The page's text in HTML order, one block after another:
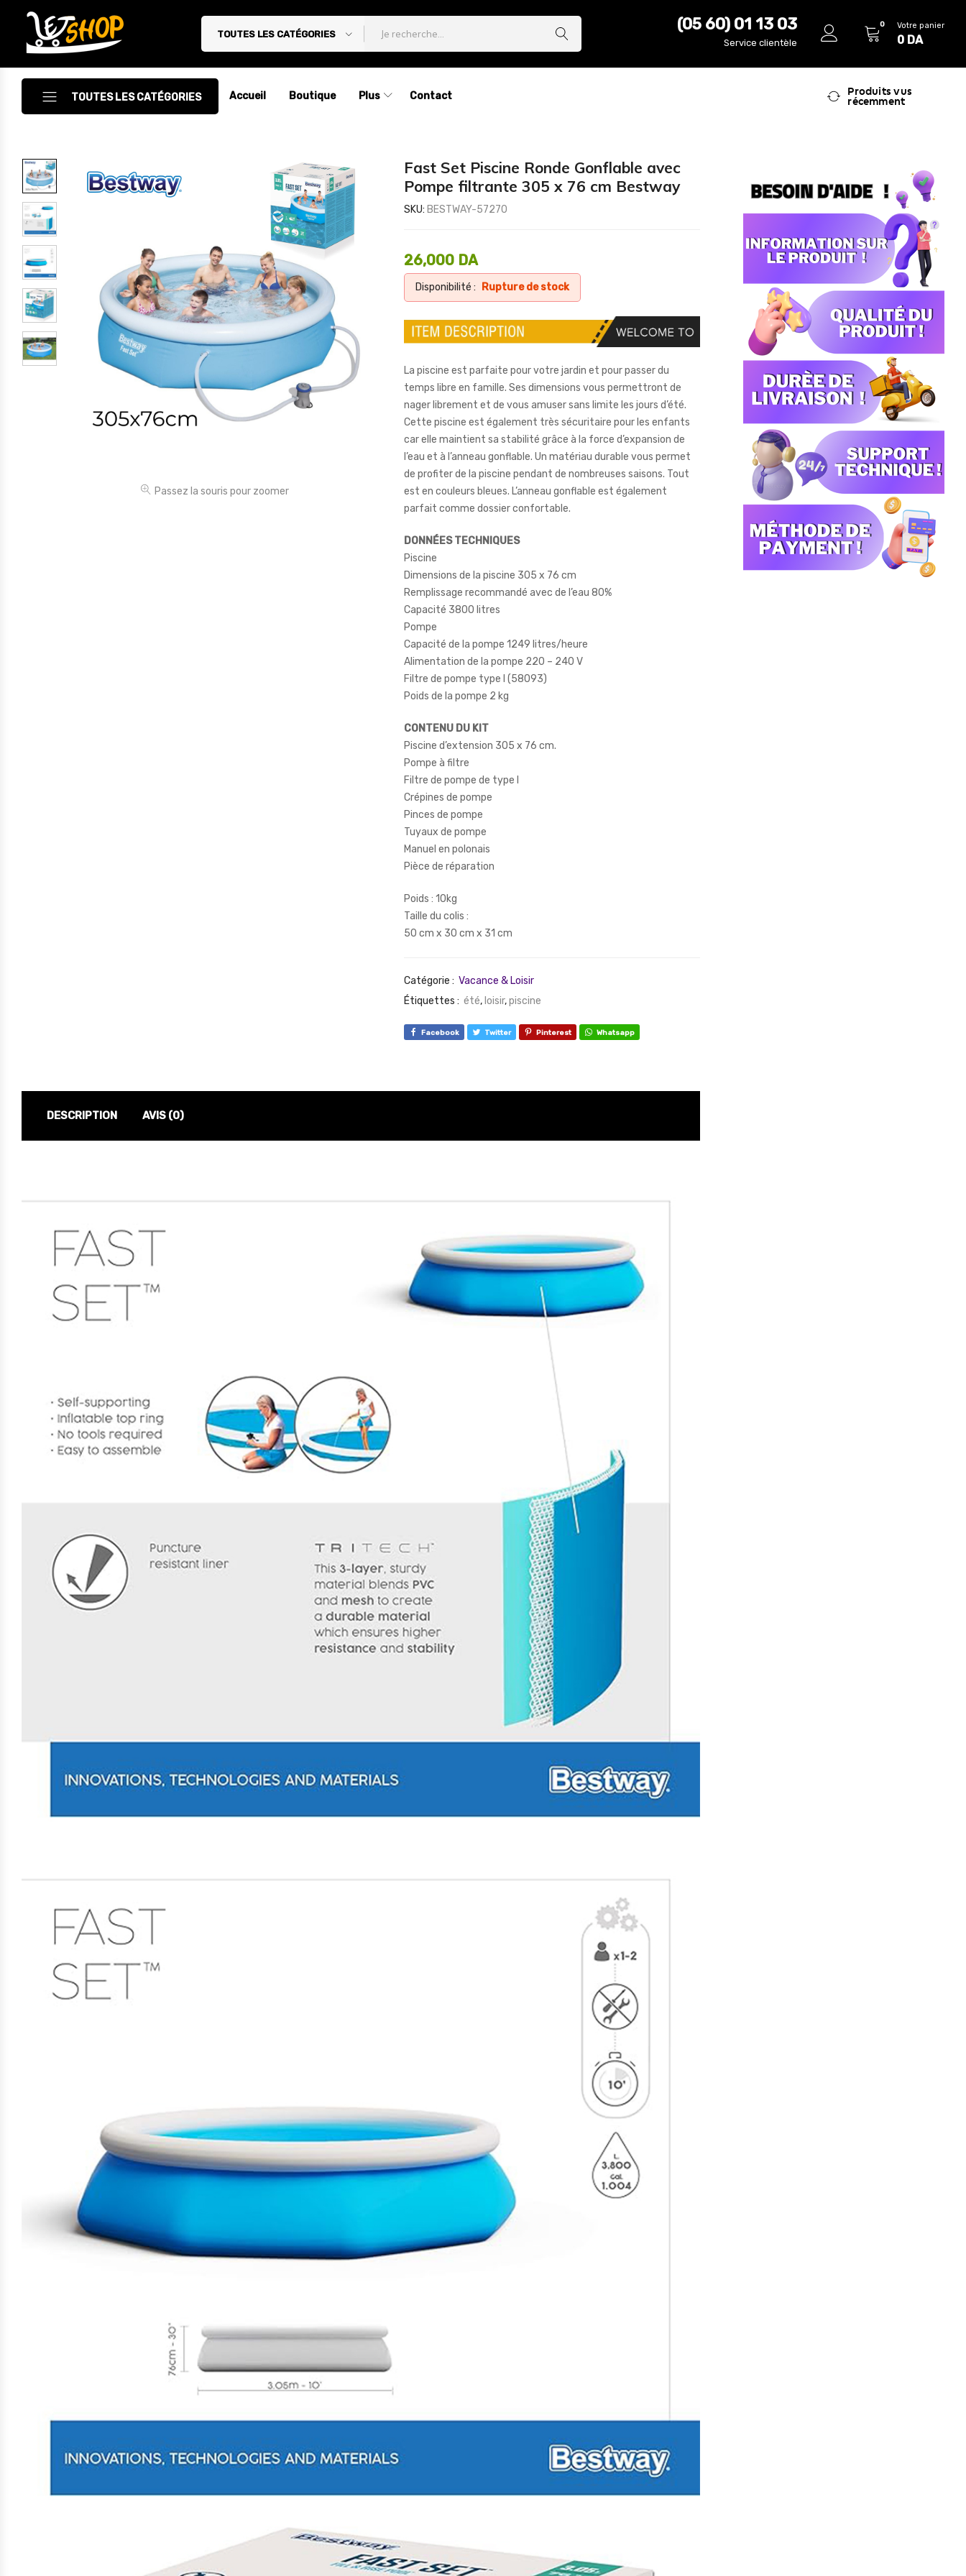
Letshop.dz
TOUTES LES CATÉGORIES
(05 60) 01 13 03
Service clientèle
0 Votre panier
0 DA
TOUTES LES CATÉGORIES
Accessoires
Accessoires Auto/Moto
Accessoires PC
Camping & Randonnée
Cuisine
Décoration
Electroménager
Électronique
Jouets
Maternité
Accueil Boutique Plus Contact
Produits vus
récemment
Passez la souris pour zoomer
Fast Set Piscine Ronde Gonflable avec
Pompe filtrante 305 x 76 cm Bestway
SKU: BESTWAY-57270
26,000 DA
Disponibilité : Rupture de stock
La piscine est parfaite pour votre jardin et pour passer du
temps libre en famille. Ses dimensions vous permettront de
nager librement et de vous amuser sans limite les jours d’été.
Cette piscine est également très sécuritaire pour les enfants
car elle maintient sa stabilité grâce à la force d’expansion de
l’eau et à l’anneau gonflable. Un matériau durable vous permet
de profiter de la piscine pendant de nombreuses saisons. Tout
est en couleurs bleues. L’anneau gonflable est également
parfait comme dossier confortable.
DONNÉES TECHNIQUES
Piscine
Dimensions de la piscine 305 x 76 cm
Remplissage recommandé avec de l’eau 80%
Capacité 3800 litres
Pompe
Capacité de la pompe 1249 litres/heure
Alimentation de la pompe 220 – 240 V
Filtre de pompe type I (58093)
Poids de la pompe 2 kg
CONTENU DU KIT
Piscine d’extension 305 x 76 cm.
Pompe à filtre
Filtre de pompe de type I
Crépines de pompe
Pinces de pompe
Tuyaux de pompe
Manuel en polonais
Pièce de réparation
Poids : 10kg
Taille du colis :
50 cm x 30 cm x 31 cm
Catégorie : Vacance & Loisir
Étiquettes : été, loisir,piscine
Facebook Twitter Pinterest Whatsapp
DESCRIPTION AVIS (0)